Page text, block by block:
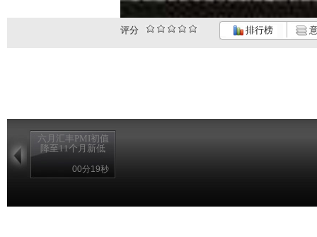
评分 排行榜
六月汇丰PMI初值
降至11个月新低
00分19秒